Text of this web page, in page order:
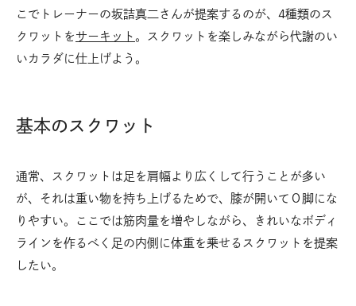
こでトレーナーの坂詰真二さんが提案するのが、4種類のス
クワットをサーキット。スクワットを楽しみながら代謝のい
いカラダに仕上げよう。
基本のスクワット
通常、スクワットは足を肩幅より広くして行うことが多い
が、それは重い物を持ち上げるためで、膝が開いてＯ脚にな
りやすい。ここでは筋肉量を増やしながら、きれいなボディ
ラインを作るべく足の内側に体重を乗せるスクワットを提案
したい。